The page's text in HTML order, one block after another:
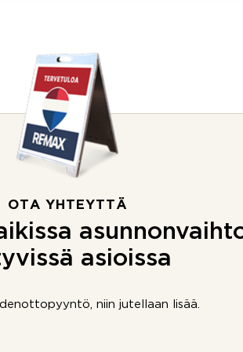
OTA YHTEYTTÄ
asioissa
niin jutellaan lisää.